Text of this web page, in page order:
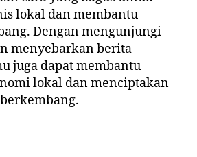
lokal dan membantu
Dengan mengunjungi
menyebarkan berita
juga dapat membantu
lokal dan menciptakan